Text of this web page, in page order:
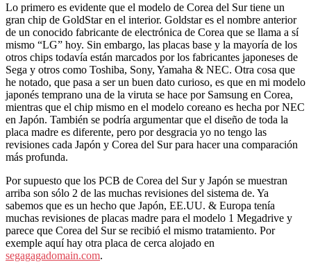
Lo primero es evidente que el modelo de Corea del Sur tiene un
gran chip de GoldStar en el interior. Goldstar es el nombre anterior
de un conocido fabricante de electrónica de Corea que se llama a sí
mismo “LG” hoy. Sin embargo, las placas base y la mayoría de los
otros chips todavía están marcados por los fabricantes japoneses de
Sega y otros como Toshiba, Sony, Yamaha & NEC. Otra cosa que
he notado, que pasa a ser un buen dato curioso, es que en mi modelo
japonés temprano una de la viruta se hace por Samsung en Corea,
mientras que el chip mismo en el modelo coreano es hecha por NEC
en Japón. También se podría argumentar que el diseño de toda la
placa madre es diferente, pero por desgracia yo no tengo las
revisiones cada Japón y Corea del Sur para hacer una comparación
más profunda.
Por supuesto que los PCB de Corea del Sur y Japón se muestran
arriba son sólo 2 de las muchas revisiones del sistema de. Ya
sabemos que es un hecho que Japón, EE.UU. & Europa tenía
muchas revisiones de placas madre para el modelo 1 Megadrive y
parece que Corea del Sur se recibió el mismo tratamiento. Por
exemple aquí hay otra placa de cerca alojado en
segagagadomain.com.